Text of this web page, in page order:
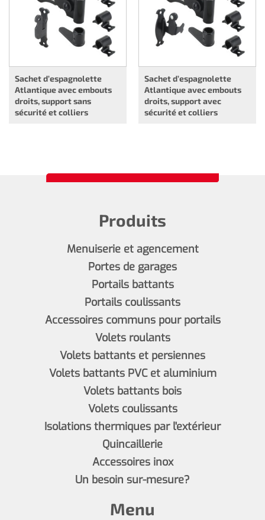
Sachet d’espagnolette
Atlantique avec embouts
droits, support sans
sécurité et colliers
Sachet d’espagnolette
Atlantique avec embouts
droits, support avec
sécurité et colliers
Produits
Menuiserie et agencement
Portes de garages
Portails battants
Portails coulissants
Accessoires communs pour portails
Volets roulants
Volets battants et persiennes
Volets battants PVC et aluminium
Volets battants bois
Volets coulissants
Isolations thermiques par l'extérieur
Quincaillerie
Accessoires inox
Un besoin sur-mesure?
Menu